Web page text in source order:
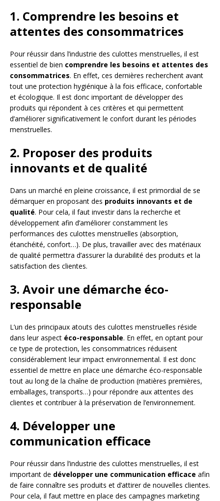
1. Comprendre les besoins et
attentes des consommatrices
Pour réussir dans l’industrie des culottes menstruelles, il est
essentiel de bien comprendre les besoins et attentes des
consommatrices. En effet, ces dernières recherchent avant
tout une protection hygiénique à la fois efficace, confortable
et écologique. Il est donc important de développer des
produits qui répondent à ces critères et qui permettent
d’améliorer significativement le confort durant les périodes
menstruelles.
2. Proposer des produits
innovants et de qualité
Dans un marché en pleine croissance, il est primordial de se
démarquer en proposant des produits innovants et de
qualité. Pour cela, il faut investir dans la recherche et
développement afin d’améliorer constamment les
performances des culottes menstruelles (absorption,
étanchéité, confort…). De plus, travailler avec des matériaux
de qualité permettra d’assurer la durabilité des produits et la
satisfaction des clientes.
3. Avoir une démarche éco-
responsable
L’un des principaux atouts des culottes menstruelles réside
dans leur aspect éco-responsable. En effet, en optant pour
ce type de protection, les consommatrices réduisent
considérablement leur impact environnemental. Il est donc
essentiel de mettre en place une démarche éco-responsable
tout au long de la chaîne de production (matières premières,
emballages, transports…) pour répondre aux attentes des
clientes et contribuer à la préservation de l’environnement.
4. Développer une
communication efficace
Pour réussir dans l’industrie des culottes menstruelles, il est
important de développer une communication efficace afin
de faire connaître ses produits et d’attirer de nouvelles clientes.
Pour cela, il faut mettre en place des campagnes marketing